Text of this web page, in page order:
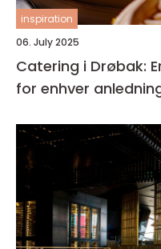
inspiration
06. July 2025
Catering i Drøbak:
for enhver